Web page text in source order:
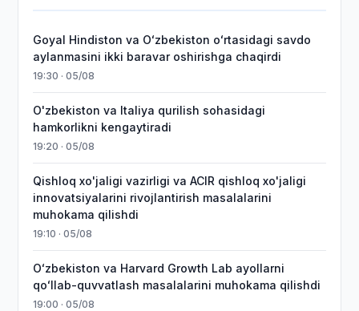
Goyal Hindiston va Oʻzbekiston oʻrtasidagi savdo
aylanmasini ikki baravar oshirishga chaqirdi
19:30 · 05/08
O'zbekiston va Italiya qurilish sohasidagi
hamkorlikni kengaytiradi
19:20 · 05/08
Qishloq xo'jaligi vazirligi va ACIR qishloq xo'jaligi
innovatsiyalarini rivojlantirish masalalarini
muhokama qilishdi
19:10 · 05/08
Oʻzbekiston va Harvard Growth Lab ayollarni
qoʻllab-quvvatlash masalalarini muhokama qilishdi
19:00 · 05/08